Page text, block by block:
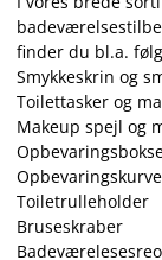
finder du bl.a.
Smykkeskrin og
Toilettasker og
Makeup spejl og
Toiletrulleholder
Bruseskraber